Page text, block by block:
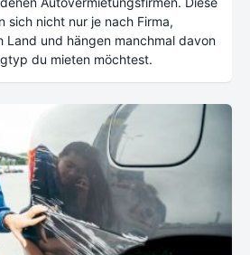
sich nicht nur je nach Firma,
Land und hängen manchmal davon
du mieten möchtest.